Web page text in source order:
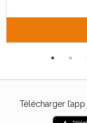
Télécharger